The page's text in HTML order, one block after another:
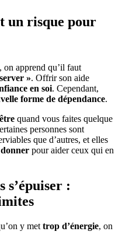
un risque pour
, on apprend qu’il faut
». Offrir son aide
en soi. Cependant,
forme de dépendance.
quand vous faites quelque
personnes sont
que d’autres, et elles
pour aider ceux qui en
s’épuiser :
y met trop d’énergie, on